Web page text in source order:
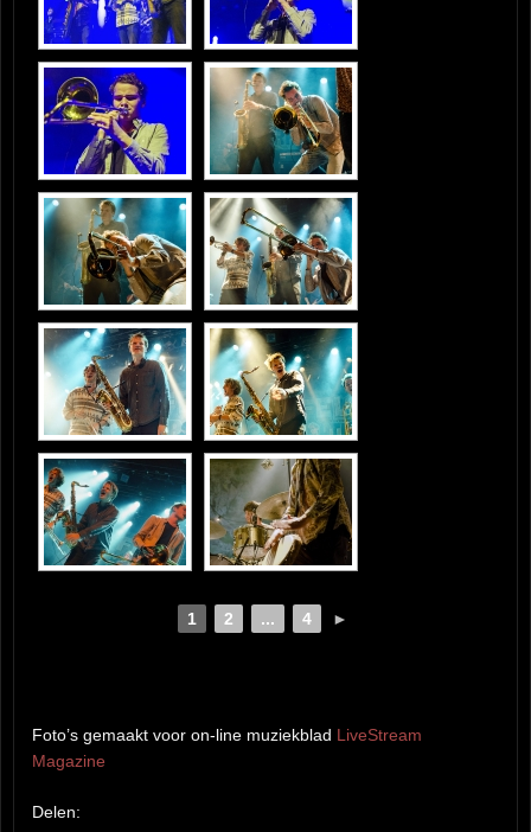
1 2 ... 4 ►
Foto’s gemaakt voor on-line muziekblad LiveStream
Magazine
Delen: